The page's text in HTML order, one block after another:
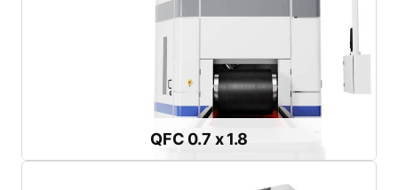
QFC 0.7 x 1.8
QFC 0.7 x 1.8
小～中規模生産向けに設計
トレイ幅：0.7 m
トレイ長さ：
最大圧力：800または1,400 bar